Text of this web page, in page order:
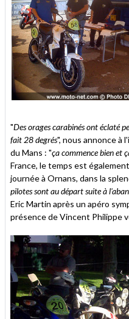
"Des orages carabinés ont éclaté
fait 28 degrés", nous annonce à
du Mans : "ça commence bien et
France, le temps est
journée à Ornans, dans la
pilotes sont au départ suite à
Eric Martin après un apéro
présence de Vincent Philippe